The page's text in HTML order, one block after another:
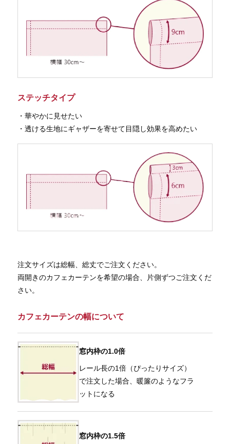
ステッチタイプ
・華やかに見せたい
・透ける生地にギャザーを寄せて目隠し効果を高めたい
注文サイズは総幅、総丈でご注文ください。
両開きのカフェカーテンを希望の場合、片側ずつご注文くだ
さい。
カフェカーテンの幅について
窓内枠の1.0倍
レール長の1倍（ぴったりサイズ）
で注文した場合、暖簾のようなフラ
ットになる
窓内枠の1.5倍